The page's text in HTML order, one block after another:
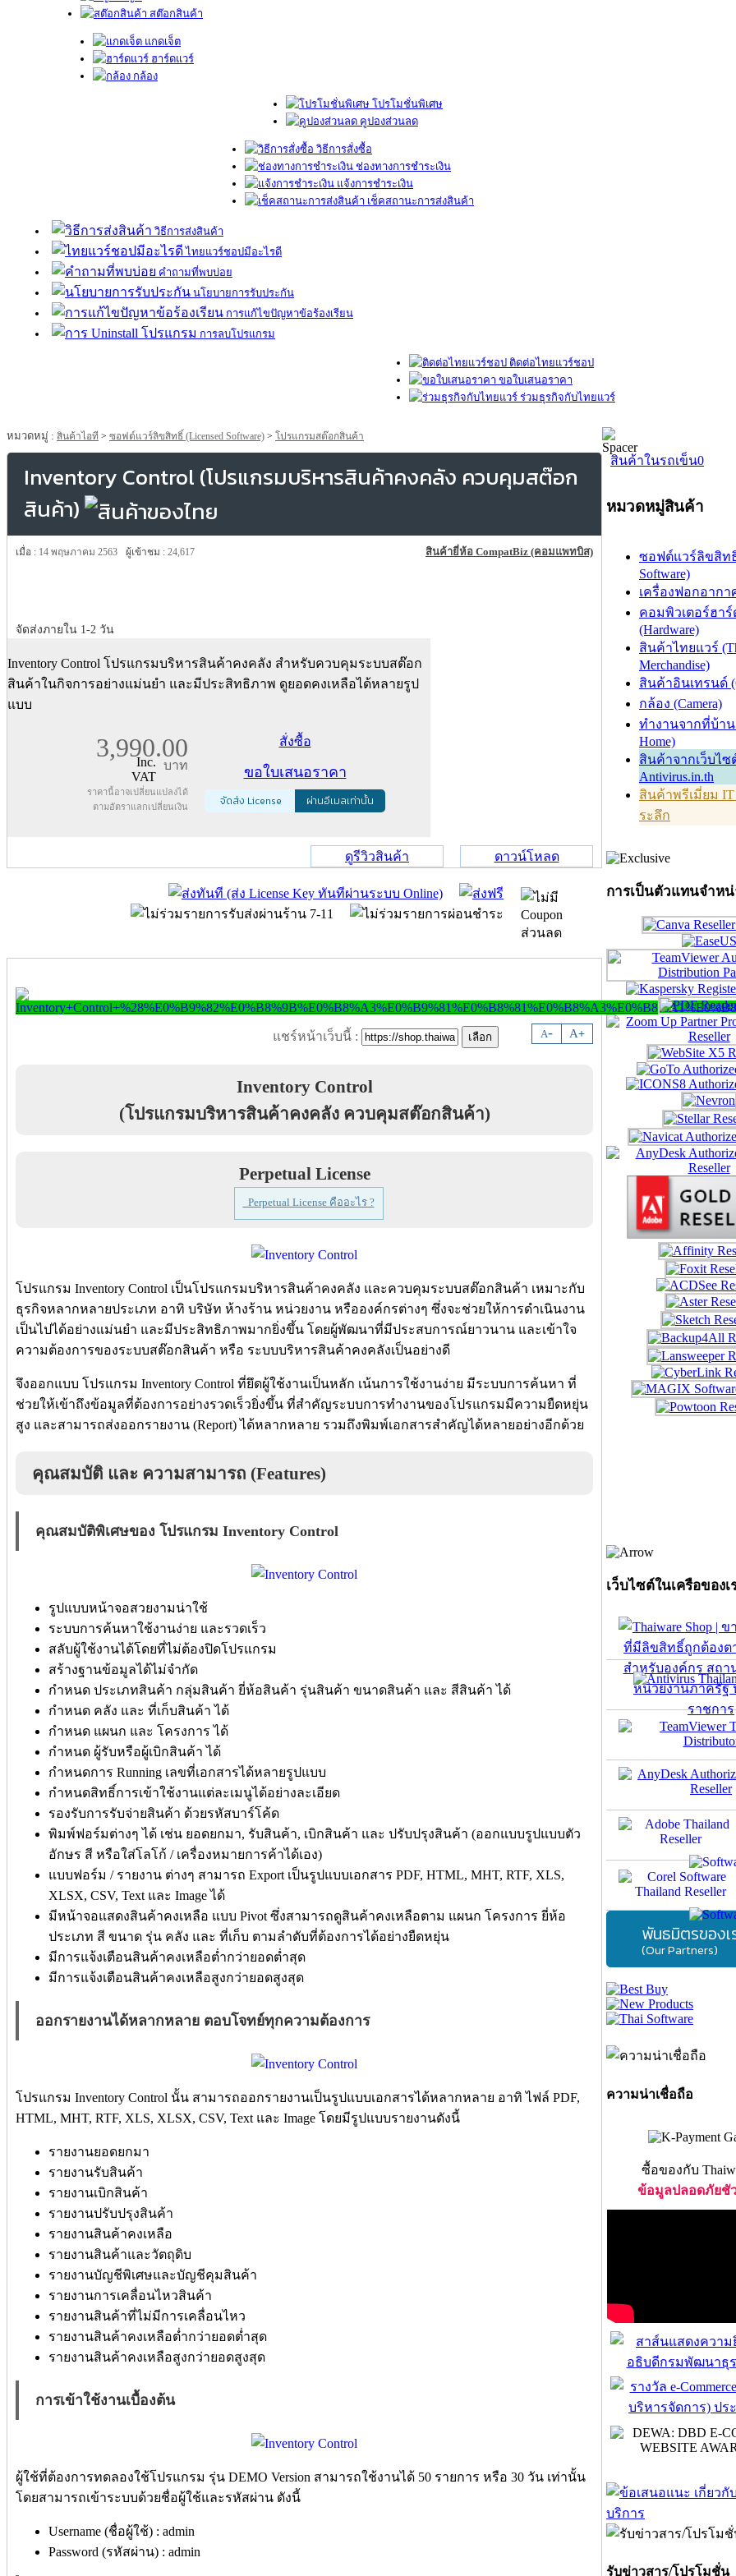
สต๊อกสินค้า
แกดเจ็ต
ฮาร์ดแวร์
กล้อง
โปรโมชั่นพิเศษ
คูปองส่วนลด
วิธีการสั่งซื้อ
ช่องทางการชำระเงิน
แจ้งการชำระเงิน
เช็คสถานะการส่งสินค้า
วิธีการส่งสินค้า
ไทยแวร์ชอปมีอะไรดี
คำถามที่พบบ่อย
นโยบายการรับประกัน
การแก้ไขปัญหาข้อร้องเรียน
การลบโปรแกรม
ติดต่อไทยแวร์ชอป
ขอใบเสนอราคา
ร่วมธุรกิจกับไทยแวร์
หมวดหมู่ : สินค้าไอที > ซอฟต์แวร์ลิขสิทธิ์ (Licensed Software) > โปรแกรมสต๊อกสินค้า
Inventory Control (โปรแกรมบริหารสินค้าคงคลัง ควบคุมสต๊อก
สินค้า)
เมื่อ : 14 พฤษภาคม 2563 ผู้เข้าชม : 24,617 สินค้ายี่ห้อ CompatBiz (คอมแพทบิส)
จัดส่งภายใน 1-2 วัน
Inventory Control โปรแกรมบริหารสินค้าคงคลัง สำหรับควบคุมระบบสต๊อก
สินค้าในกิจการอย่างแม่นยำ และมีประสิทธิภาพ ดูยอดคงเหลือได้หลายรูป
แบบ
3,990.00
บาท
Inc.
VAT
ราคานี้อาจเปลี่ยนแปลงได้
ตามอัตราแลกเปลี่ยนเงิน
สั่งซื้อ
ขอใบเสนอราคา
จัดส่ง License ผ่านอีเมลเท่านั้น
ดาวน์โหลด
ดูรีวิวสินค้า
A- A+
แชร์หน้าเว็บนี้ :
Inventory Control
(โปรแกรมบริหารสินค้าคงคลัง ควบคุมสต๊อกสินค้า)
Perpetual License
Perpetual License คืออะไร ?
โปรแกรม Inventory Control เป็นโปรแกรมบริหารสินค้าคงคลัง และควบคุมระบบสต๊อกสินค้า เหมาะกับ
ธุรกิจหลากหลายประเภท อาทิ บริษัท ห้างร้าน หน่วยงาน หรือองค์กรต่างๆ ซึ่งจะช่วยให้การดำเนินงาน
เป็นไปได้อย่างแม่นยำ และมีประสิทธิภาพมากยิ่งขึ้น โดยผู้พัฒนาที่มีประสบการณ์ยาวนาน และเข้าใจ
ความต้องการของระบบสต๊อกสินค้า หรือ ระบบบริหารสินค้าคงคลังเป็นอย่างดี
จึงออกแบบ โปรแกรม Inventory Control ที่ยึดผู้ใช้งานเป็นหลัก เน้นการใช้งานง่าย มีระบบการค้นหา ที่
ช่วยให้เข้าถึงข้อมูลที่ต้องการอย่างรวดเร็วยิ่งขึ้น ที่สำคัญระบบการทำงานของโปรแกรมมีความยืดหยุ่น
สูง และสามารถส่งออกรายงาน (Report) ได้หลากหลาย รวมถึงพิมพ์เอกสารสำคัญได้หลายอย่างอีกด้วย
คุณสมบัติ และ ความสามารถ (Features)
คุณสมบัติพิเศษของ โปรแกรม Inventory Control
รูปแบบหน้าจอสวยงามน่าใช้
ระบบการค้นหาใช้งานง่าย และรวดเร็ว
สลับผู้ใช้งานได้โดยที่ไม่ต้องปิดโปรแกรม
สร้างฐานข้อมูลได้ไม่จำกัด
กำหนด ประเภทสินค้า กลุ่มสินค้า ยี่ห้อสินค้า รุ่นสินค้า ขนาดสินค้า และ สีสินค้า ได้
กำหนด คลัง และ ที่เก็บสินค้า ได้
กำหนด แผนก และ โครงการ ได้
กำหนด ผู้รับหรือผู้เบิกสินค้า ได้
กำหนดการ Running เลขที่เอกสารได้หลายรูปแบบ
กำหนดสิทธิ์การเข้าใช้งานแต่ละเมนูได้อย่างละเอียด
รองรับการรับจ่ายสินค้า ด้วยรหัสบาร์โค้ด
พิมพ์ฟอร์มต่างๆ ได้ เช่น ยอดยกมา, รับสินค้า, เบิกสินค้า และ ปรับปรุงสินค้า (ออกแบบรูปแบบตัว
อักษร สี หรือใส่โลโก้ / เครื่องหมายการค้าได้เอง)
แบบฟอร์ม / รายงาน ต่างๆ สามารถ Export เป็นรูปแบบเอกสาร PDF, HTML, MHT, RTF, XLS,
XLSX, CSV, Text และ Image ได้
มีหน้าจอแสดงสินค้าคงเหลือ แบบ Pivot ซึ่งสามารถดูสินค้าคงเหลือตาม แผนก โครงการ ยี่ห้อ
ประเภท สี ขนาด รุ่น คลัง และ ที่เก็บ ตามลำดับที่ต้องการได้อย่างยืดหยุ่น
มีการแจ้งเตือนสินค้าคงเหลือต่ำกว่ายอดต่ำสุด
มีการแจ้งเตือนสินค้าคงเหลือสูงกว่ายอดสูงสุด
ออกรายงานได้หลากหลาย ตอบโจทย์ทุกความต้องการ
โปรแกรม Inventory Control นั้น สามารถออกรายงานเป็นรูปแบบเอกสารได้หลากหลาย อาทิ ไฟล์ PDF,
HTML, MHT, RTF, XLS, XLSX, CSV, Text และ Image โดยมีรูปแบบรายงานดังนี้
รายงานยอดยกมา
รายงานรับสินค้า
รายงานเบิกสินค้า
รายงานปรับปรุงสินค้า
รายงานสินค้าคงเหลือ
รายงานสินค้าและวัตถุดิบ
รายงานบัญชีพิเศษและบัญชีคุมสินค้า
รายงานการเคลื่อนไหวสินค้า
รายงานสินค้าที่ไม่มีการเคลื่อนไหว
รายงานสินค้าคงเหลือต่ำกว่ายอดต่ำสุด
รายงานสินค้าคงเหลือสูงกว่ายอดสูงสุด
การเข้าใช้งานเบื้องต้น
ผู้ใช้ที่ต้องการทดลองใช้โปรแกรม รุ่น DEMO Version สามารถใช้งานได้ 50 รายการ หรือ 30 วัน เท่านั้น
โดยสามารถเข้าระบบด้วยชื่อผู้ใช้และรหัสผ่าน ดังนี้
Username (ชื่อผู้ใช้) : admin
Password (รหัสผ่าน) : admin
สินค้าในรถเข็น0
หมวดหมู่สินค้า
ซอฟต์แวร์ลิขสิทธิ์
Software)
เครื่องฟอกอากา
คอมพิวเตอร์ฮาร์
(Hardware)
สินค้าไทยแวร์
Merchandise)
สินค้าอินเทรนด์
กล้อง (Camera)
ทำงานจากที่บ้าน
Home)
สินค้าจากเว็บไซ
Antivirus.in.th
สินค้าพรีเมี่ยม
ระลึก
การเป็นตัวแทนจำห
เว็บไซต์ในเครือของเ
พันธมิตรของเ
(Our Partners)
ความน่าเชื่อถือ
ซื้อของกับ
ข้อมูลปลอดภัยชัว
รับข่าวสาร/โปรโมชั่น